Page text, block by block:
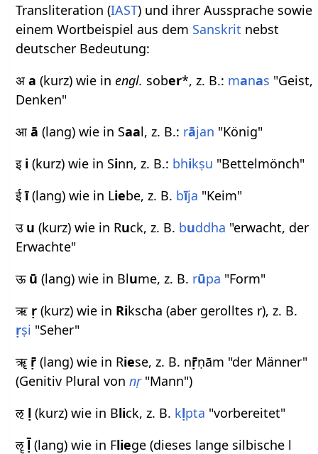
Transliteration (IAST) und ihrer Aussprache sowie
einem Wortbeispiel aus dem Sanskrit nebst
deutscher Bedeutung:
अa (kurz) wie inengl. sober*, z. B.: manas "Geist,
Denken"
आā (lang) wie in Saal, z. B.: rājan "König"
इ i (kurz) wie in Sinn, z. B.: bhikṣu "Bettelmönch"
ईī(lang) wie in Liebe, z. B. bīja "Keim"
उ u (kurz) wie in Ruck, z. B. buddha "erwacht, der
Erwachte"
ऊ ū (lang) wie in Blume, z. B. rūpa "Form"
ऋ ṛ (kurz) wie in Rikscha (aber gerolltes r), z. B.
ṛṣi "Seher"
ॠ ṝ (lang) wie in Riese, z. B. nṝṇām "der Männer"
(Genitiv Plural vonnṛ"Mann")
ऌ ḷ (kurz) wie in Blick, z. B. kḷpta "vorbereitet"
ॡḹ(lang) wie in Fliege (dieses lange silbische l